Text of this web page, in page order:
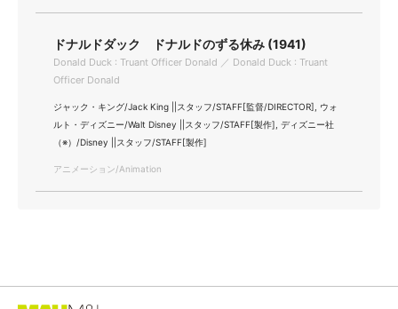
ドナルドダック ドナルドのずる休み (1941)
Donald Duck : Truant Officer Donald ／ Donald Duck : Truant
Officer Donald
ジャック・キング/Jack King ||スタッフ/STAFF[監督/DIRECTOR], ウォ
ルト・ディズニー/Walt Disney ||スタッフ/STAFF[製作], ディズニー社
（※）/Disney ||スタッフ/STAFF[製作]
アニメーション/Animation